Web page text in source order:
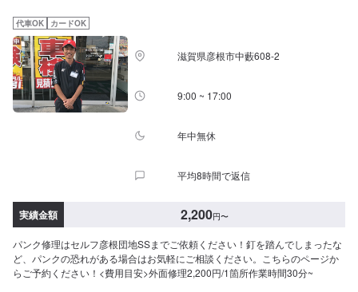
代車OK カードOK
滋賀県彦根市中藪608-2
9:00 ~ 17:00
年中無休
平均8時間で返信
実績金額 2,200円〜
パンク修理はセルフ彦根団地SSまでご依頼ください！釘を踏んでしまったな
ど、パンクの恐れがある場合はお気軽にご相談ください。こちらのページか
らご予約ください！<費用目安>外面修理2,200円/1箇所作業時間30分~